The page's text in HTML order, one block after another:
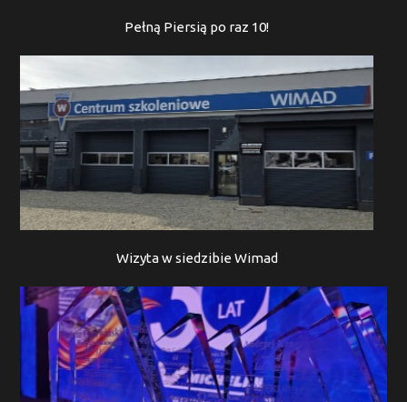
Pełną Piersią po raz 10!
Wizyta w siedzibie Wimad